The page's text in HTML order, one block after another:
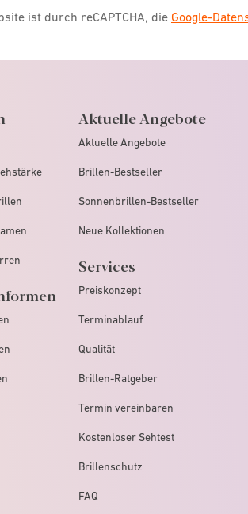
ist durch reCAPTCHA, die Google-
Aktuelle Angebote
Aktuelle Angebote
Brillen-Bestseller
Sonnenbrillen-Bestseller
Neue Kollektionen
Services
Preiskonzept
Terminablauf
Qualität
Brillen-Ratgeber
Termin vereinbaren
Kostenloser Sehtest
Brillenschutz
FAQ